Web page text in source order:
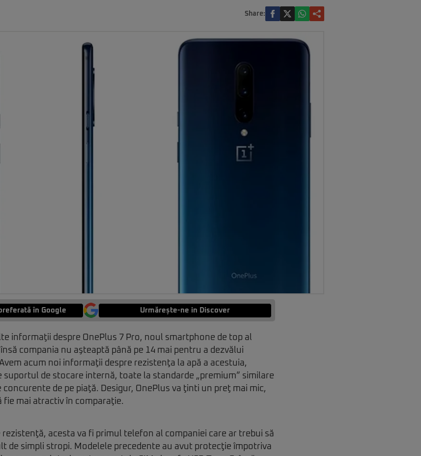
Share:
în Google Urmărește-ne in Discover
informaţii despre OnePlus 7 Pro, noul smartphone de top al
compania nu aşteaptă până pe 14 mai pentru a dezvălui
acum noi informaţii despre rezistenţa la apă a acestuia,
suportul de stocare internă, toate la standarde „premium” similare
concurente de pe piaţă. Desigur, OnePlus va ţinti un preţ mai mic,
fie mai atractiv în comparaţie.
rezistenţă, acesta va fi primul telefon al companiei care ar trebui să
de simpli stropi. Modelele precedente au avut protecţie împotriva